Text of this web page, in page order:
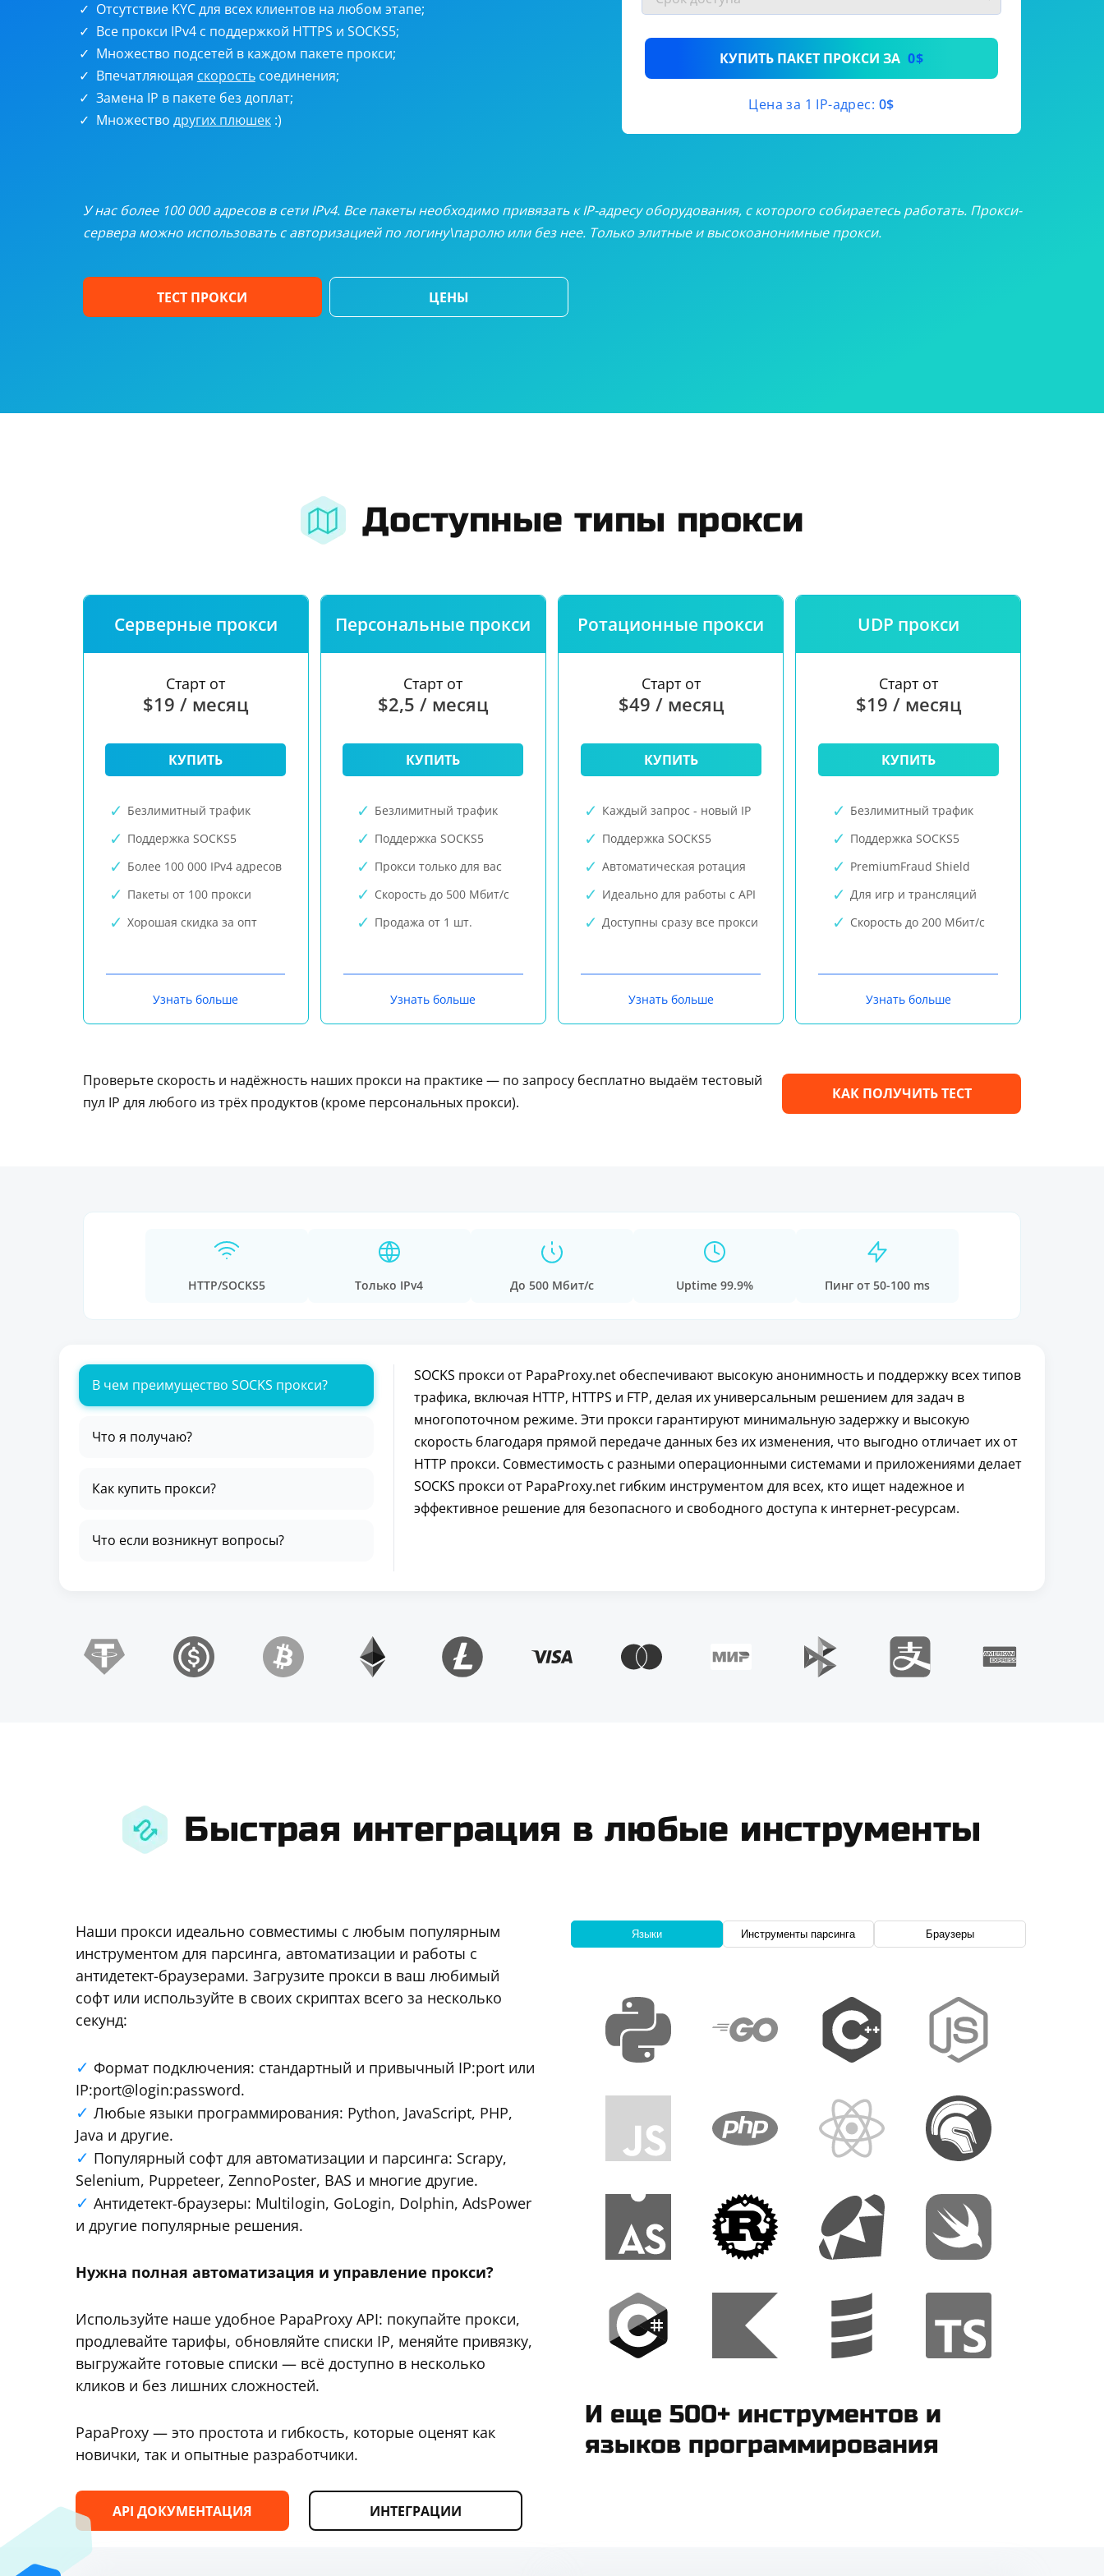
Статические резидентные прокси $33/месяц
/месяц
Отсутствие KYC для всех клиентов на любом этапе;
Все прокси IPv4 с поддержкой HTTPS и SOCKS5;
Множество подсетей в каждом пакете прокси;
Впечатляющая скоростьсоединения;
Замена IP в пакете без доплат;
Множество других плюшек:)
КУПИТЬ ПАКЕТ ПРОКСИ ЗА 0$
Цена за 1 IP-адрес: 0$
У нас более 100 000 адресов в сети IPv4. Все пакеты необходимо привязать к IP-адресу оборудования, с которого собираетесь работать. Прокси-
сервера можно использовать с авторизацией по логину\паролю или без нее. Только элитные и высокоанонимные прокси.
ТЕСТ ПРОКСИ ЦЕНЫ
Доступные типы прокси
Серверные прокси
Старт от
$19 / месяц
КУПИТЬ
Безлимитный трафик
Поддержка SOCKS5
Более 100 000 IPv4 адресов
Пакеты от 100 прокси
Хорошая скидка за опт
Узнать больше
Персональные прокси
Старт от
$2,5 / месяц
КУПИТЬ
Безлимитный трафик
Поддержка SOCKS5
Прокси только для вас
Скорость до 500 Мбит/с
Продажа от 1 шт.
Узнать больше
Ротационные прокси
Старт от
$49 / месяц
КУПИТЬ
Каждый запрос - новый IP
Поддержка SOCKS5
Автоматическая ротация
Идеально для работы с API
Доступны сразу все прокси
Узнать больше
UDP прокси
Старт от
$19 / месяц
КУПИТЬ
Безлимитный трафик
Поддержка SOCKS5
PremiumFraud Shield
Для игр и трансляций
Скорость до 200 Мбит/с
Узнать больше
Проверьте скорость и надёжность наших прокси на практике — по запросу бесплатно выдаём тестовый
пул IP для любого из трёх продуктов (кроме персональных прокси).
КАК ПОЛУЧИТЬ ТЕСТ
HTTP/SOCKS5 Только IPv4 До 500 Мбит/с Uptime 99.9% Пинг от 50-100 ms
В чем преимущество SOCKS прокси?
Что я получаю?
Как купить прокси?
Что если возникнут вопросы?
SOCKS прокси от PapaProxy.net обеспечивают высокую анонимность и поддержку всех типов
трафика, включая HTTP, HTTPS и FTP, делая их универсальным решением для задач в
многопоточном режиме. Эти прокси гарантируют минимальную задержку и высокую
скорость благодаря прямой передаче данных без их изменения, что выгодно отличает их от
HTTP прокси. Совместимость с разными операционными системами и приложениями делает
SOCKS прокси от PapaProxy.net гибким инструментом для всех, кто ищет надежное и
эффективное решение для безопасного и свободного доступа к интернет-ресурсам.
Быстрая интеграция в любые инструменты
Наши прокси идеально совместимы с любым популярным
инструментом для парсинга, автоматизации и работы с
антидетект-браузерами. Загрузите прокси в ваш любимый
софт или используйте в своих скриптах всего за несколько
секунд:
Формат подключения: стандартный и привычный IP:port или
IP:port@login:password.
Любые языки программирования: Python, JavaScript, PHP,
Java и другие.
Популярный софт для автоматизации и парсинга: Scrapy,
Selenium, Puppeteer, ZennoPoster, BAS и многие другие.
Антидетект-браузеры: Multilogin, GoLogin, Dolphin, AdsPower
и другие популярные решения.
Нужна полная автоматизация и управление прокси?
Используйте наше удобное PapaProxy API: покупайте прокси,
продлевайте тарифы, обновляйте списки IP, меняйте привязку,
выгружайте готовые списки — всё доступно в несколько
кликов и без лишних сложностей.
PapaProxy — это простота и гибкость, которые оценят как
новички, так и опытные разработчики.
API ДОКУМЕНТАЦИЯ ИНТЕГРАЦИИ
Языки Инструменты парсинга Браузеры
И еще 500+ инструментов и
языков программирования